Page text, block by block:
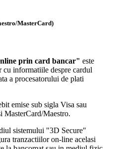
MasterCard)
prin card bancar" este
cu informatiile despre cardul
a procesatorului de plati
emise sub sigla Visa sau
MasterCard/Maestro.
sistemului "3D Secure"
tranzactiilor on-line acelasi